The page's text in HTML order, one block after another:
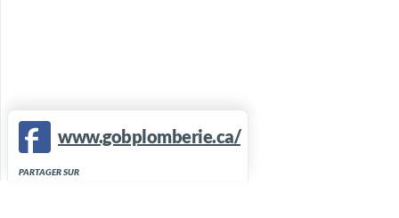
www.gobplomberie.ca/
PARTAGER SUR